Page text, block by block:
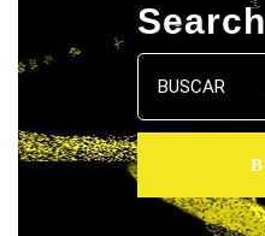
Search
Buscar: